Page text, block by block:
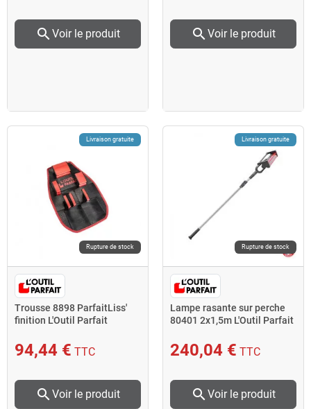
search Voir le produit search Voir le produit
Livraison gratuite
Rupture de stock
Trousse 8898 ParfaitLiss'
finition L'Outil Parfait
94,44 € TTC
search Voir le produit
Livraison gratuite
Rupture de stock
Lampe rasante sur perche
80401 2x1,5m L'Outil Parfait
240,04 € TTC
search Voir le produit